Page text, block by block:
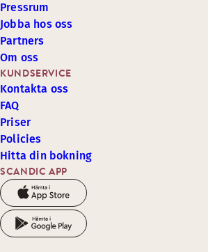
SCANDIC APP
KUNDSERVICE
Kontakta oss
FAQ
Priser
Policies
Hitta din bokning
Pressrum
Jobba hos oss
Partners
Om oss